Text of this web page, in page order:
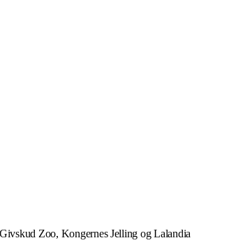
Zoo, Kongernes Jelling og Lalandia